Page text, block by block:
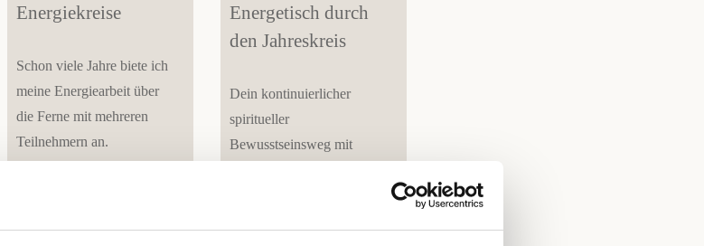
Energiekreise
Schon viele Jahre biete ich
meine Energiearbeit über
die Ferne mit mehreren
Teilnehmern an.
Energetisch durch
den Jahreskreis
Dein kontinuierlicher
spiritueller
Bewusstseinsweg mit